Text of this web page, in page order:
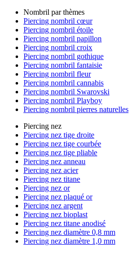
Nombril par thèmes
Piercing nombril cœur
Piercing nombril étoile
Piercing nombril papillon
Piercing nombril croix
Piercing nombril gothique
Piercing nombril fantaisie
Piercing nombril fleur
Piercing nombril cannabis
Piercing nombril Swarovski
Piercing nombril Playboy
Piercing nombril pierres naturelles
Piercing nez
Piercing nez tige droite
Piercing nez tige courbée
Piercing nez tige pliable
Piercing nez anneau
Piercing nez acier
Piercing nez titane
Piercing nez or
Piercing nez plaqué or
Piercing nez argent
Piercing nez bioplast
Piercing nez titane anodisé
Piercing nez diamètre 0,8 mm
Piercing nez diamètre 1,0 mm